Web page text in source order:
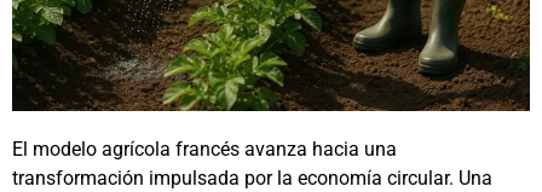
El modelo agrícola francés avanza hacia una
transformación impulsada por la economía circular. Una